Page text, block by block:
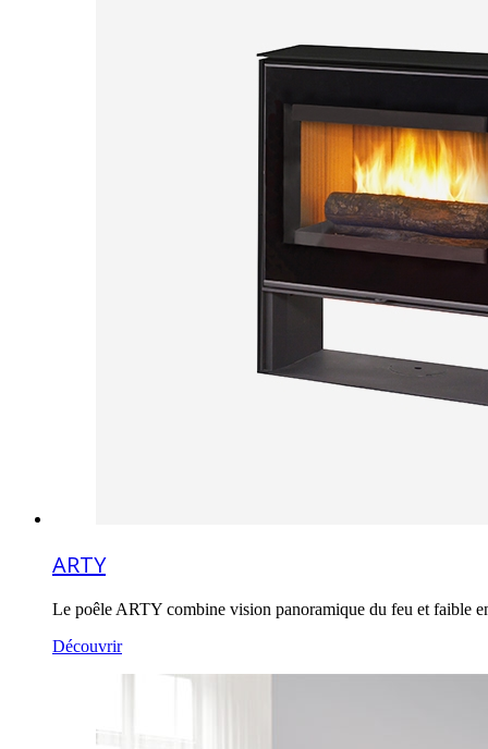
ARTY
Le poêle ARTY combine vision panoramique du feu et faible
Découvrir